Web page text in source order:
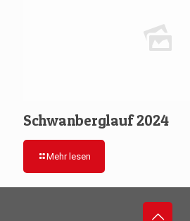
Schwanberglauf 2024
Mehr lesen